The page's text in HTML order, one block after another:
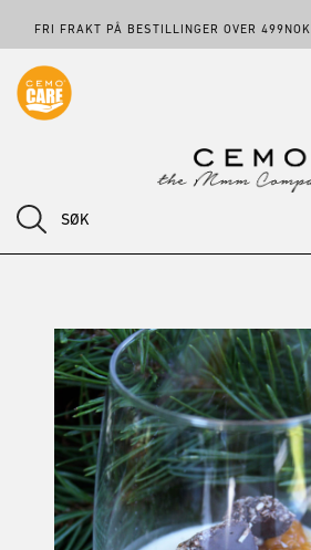
FRI FRAKT PÅ BESTILLINGER OVER 499NOK